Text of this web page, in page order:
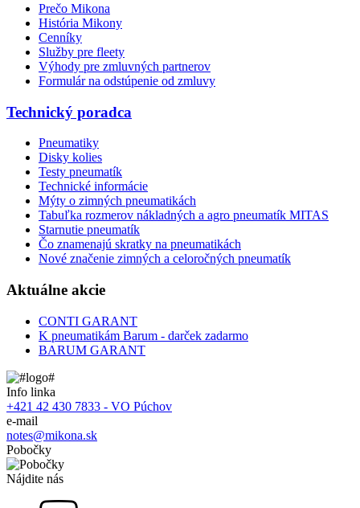
Prečo Mikona
História Mikony
Cenníky
Služby pre fleety
Výhody pre zmluvných partnerov
Formulár na odstúpenie od zmluvy
Technický poradca
Pneumatiky
Disky kolies
Testy pneumatík
Technické informácie
Mýty o zimných pneumatikách
Tabuľka rozmerov nákladných a agro pneumatík MITAS
Starnutie pneumatík
Čo znamenajú skratky na pneumatikách
Nové značenie zimných a celoročných pneumatík
Aktuálne akcie
CONTI GARANT
K pneumatikám Barum - darček zadarmo
BARUM GARANT
Info linka
+421 42 430 7833 - VO Púchov
e-mail
notes@mikona.sk
Pobočky
Nájdite nás